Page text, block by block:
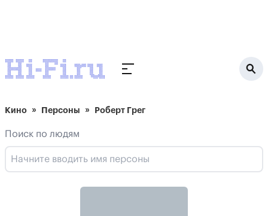
Кино Персоны Роберт Грег
Поиск по людям